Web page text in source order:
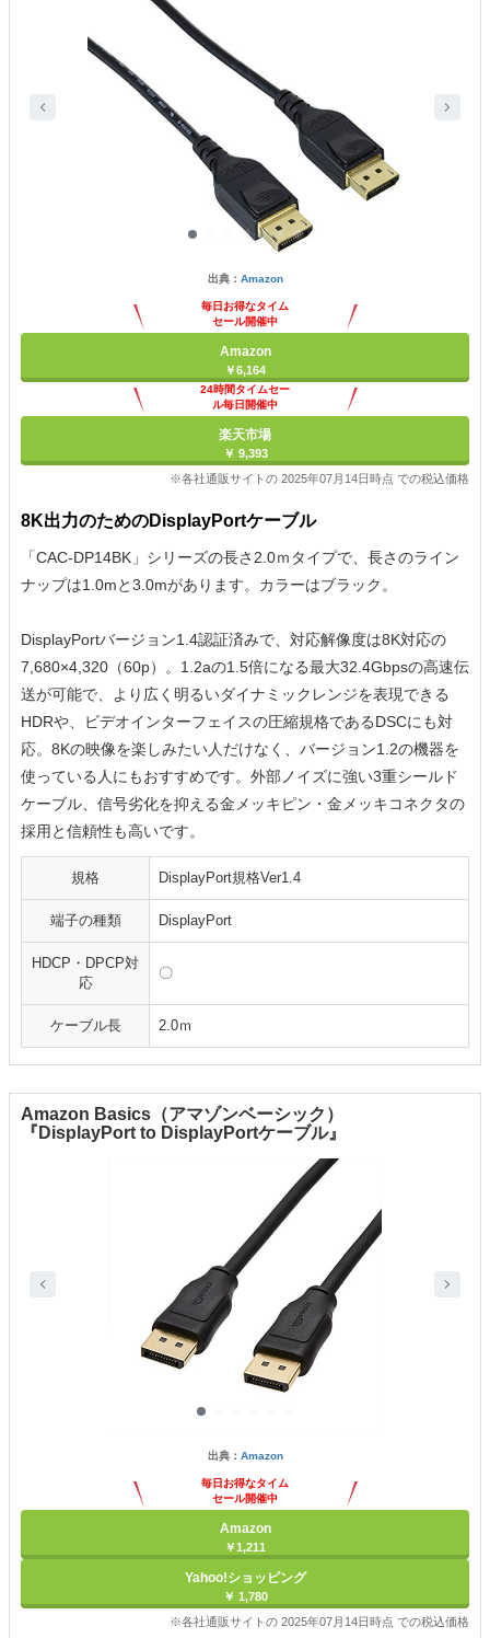
出典： Amazon
毎日お得なタイム
セール開催中
Amazon
￥6,164
24時間タイムセー
ル毎日開催中
楽天市場
￥ 9,393
※各社通販サイトの 2025年07月14日時点 での税込価格
8K出力のためのDisplayPortケーブル
「CAC-DP14BK」シリーズの長さ2.0ｍタイプで、長さのライン
ナップは1.0mと3.0mがあります。カラーはブラック。
DisplayPortバージョン1.4認証済みで、対応解像度は8K対応の
7,680×4,320（60p）。1.2aの1.5倍になる最大32.4Gbpsの高速伝
送が可能で、より広く明るいダイナミックレンジを表現できる
HDRや、ビデオインターフェイスの圧縮規格であるDSCにも対
応。8Kの映像を楽しみたい人だけなく、バージョン1.2の機器を
使っている人にもおすすめです。外部ノイズに強い3重シールド
ケーブル、信号劣化を抑える金メッキピン・金メッキコネクタの
採用と信頼性も高いです。
規格 DisplayPort規格Ver1.4
端子の種類 DisplayPort
HDCP・DPCP対
応
〇
ケーブル長 2.0ｍ
Amazon Basics（アマゾンベーシック）
『DisplayPort to DisplayPortケーブル』
出典： Amazon
毎日お得なタイム
セール開催中
Amazon
￥1,211
Yahoo!ショッピング
￥ 1,780
※各社通販サイトの 2025年07月14日時点 での税込価格